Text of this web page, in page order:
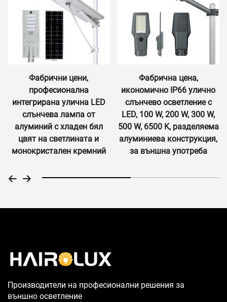
Фабрична цена,
икономично IP66 улично
слънчево осветление с
LED, 100 W, 200 W, 300 W,
500 W, 6500 K, разделяема
алуминиева конструкция,
за външна употреба
За проекти – жилищни
сгради, свръхярка
алуминиева улична лампа
IP65 „всичко в едно“, LED
слънчева улична лампа
Производители на професионални решения за
външно осветление